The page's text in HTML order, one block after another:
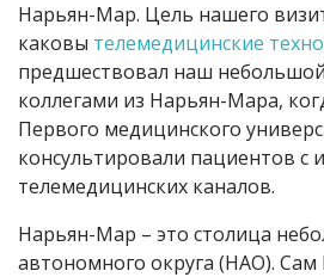
Нарьян-Мар. Цель нашего
каковы телемедицинские
предшествовал наш
коллегами из Нарьян-Мара,
Первого медицинского
консультировали пациентов с
телемедицинских каналов.
Нарьян-Мар – это столица
автономного округа (НАО).